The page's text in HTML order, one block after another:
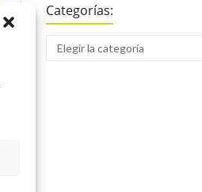
Categorías: